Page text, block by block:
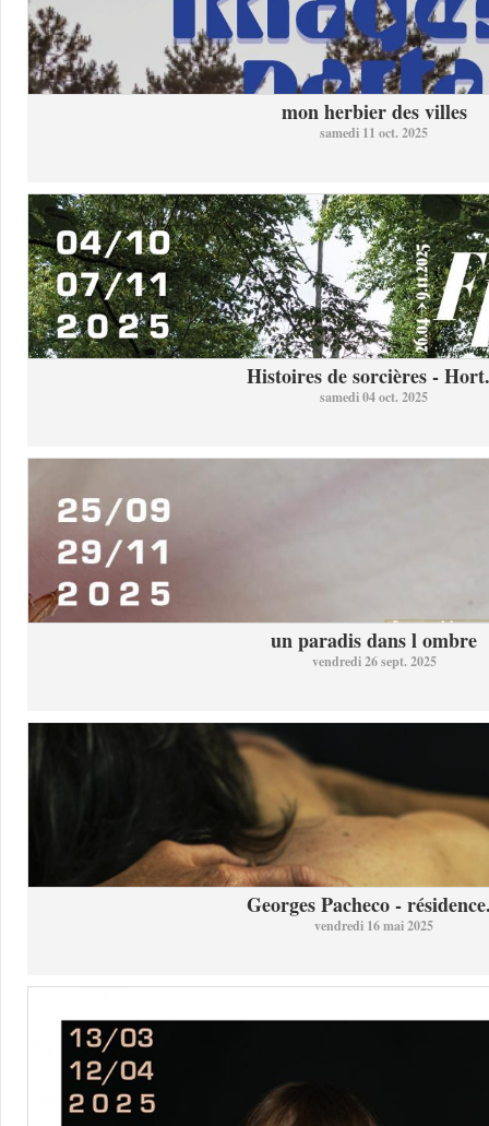
mon herbier des villes
samedi 11 oct. 2025
Histoires de sorcières -
samedi 04 oct. 2025
un paradis dans l ombre
vendredi 26 sept. 2025
Georges Pacheco -
vendredi 16 mai 2025